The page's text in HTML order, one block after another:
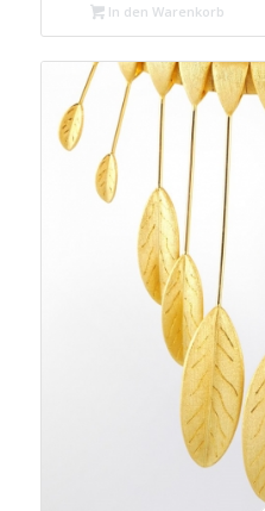
€ 59,99
€ 44,99.
In den Warenkorb